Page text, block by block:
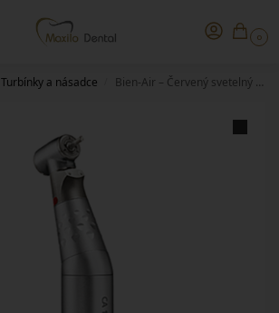
0
Turbínky a násadce Bien-Air – Červený svetelný kolienkový násadec CA 1:5 L